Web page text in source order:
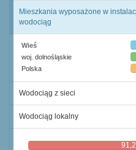
Mieszkania wyposażone w
wodociąg
Wieś
woj. dolnośląskie
Polska
Wodociąg z sieci
Wodociąg lokalny